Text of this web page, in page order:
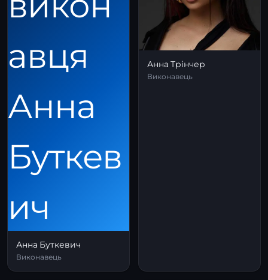
Анна Буткевич
Виконавець
Анна Трінчер
Виконавець